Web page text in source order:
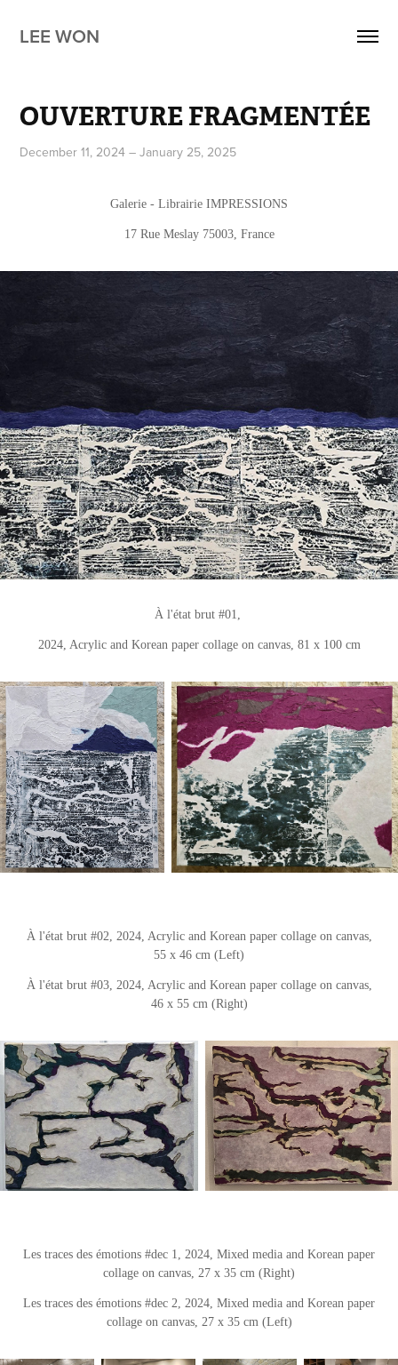
LEE WON
OUVERTURE FRAGMENTÉE
December 11, 2024 – January 25, 2025
Galerie - Librairie IMPRESSIONS
17 Rue Meslay 75003, France
À l'état brut #01,
2024, Acrylic and Korean paper collage on canvas, 81 x 100 cm
À l'état brut #02, 2024, Acrylic and Korean paper collage on canvas,
55 x 46 cm (Left)
À l'état brut #03, 2024, Acrylic and Korean paper collage on canvas,
46 x 55 cm (Right)
Les traces des émotions #dec 1, 2024, Mixed media and Korean paper
collage on canvas, 27 x 35 cm (Right)
Les traces des émotions #dec 2, 2024, Mixed media and Korean paper
collage on canvas, 27 x 35 cm (Left)